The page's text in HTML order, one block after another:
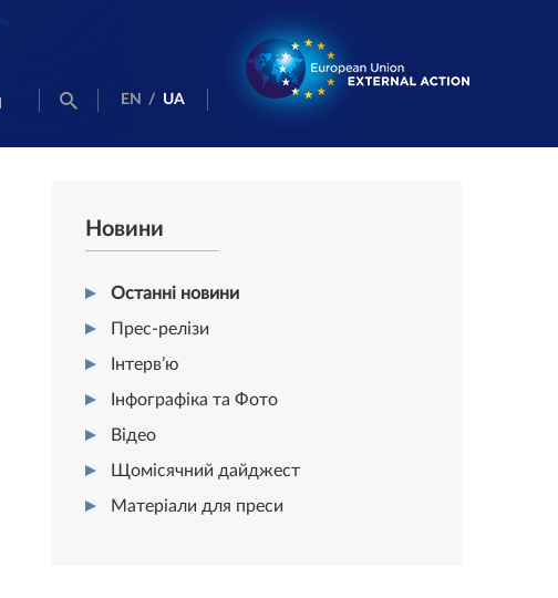
EN / UA
Новини
Останні новини
Прес-релізи
Інтерв’ю
Інфографіка та Фото
Відео
Щомісячний дайджест
Матеріали для преси